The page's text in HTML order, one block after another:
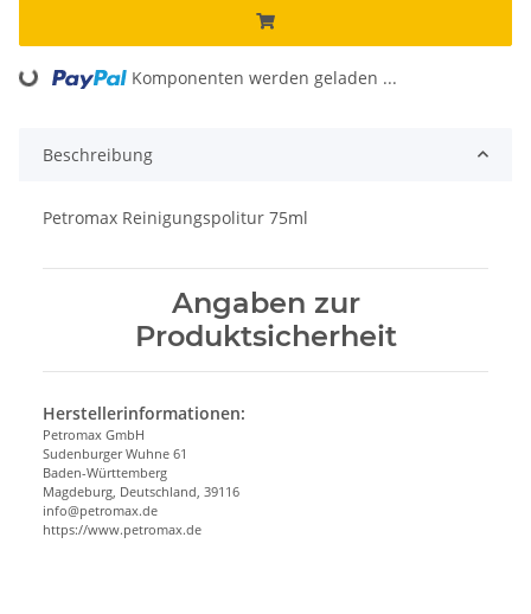
Loading... Komponenten werden geladen ...
Beschreibung
Petromax Reinigungspolitur 75ml
Angaben zur
Produktsicherheit
Herstellerinformationen:
Petromax GmbH
Sudenburger Wuhne 61
Baden-Württemberg
Magdeburg, Deutschland, 39116
info@petromax.de
https://www.petromax.de